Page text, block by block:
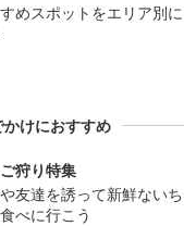
めスポットをエリア別に
けにおすすめ
狩り特集
友達を誘って新鮮ないち
べに行こう